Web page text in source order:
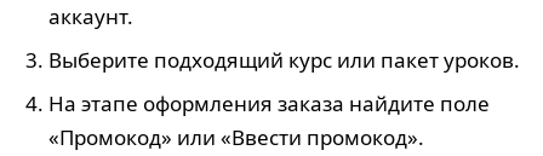
аккаунт.
Выберите подходящий курс или пакет уроков.
На этапе оформления заказа найдите поле
«Промокод» или «Ввести промокод».